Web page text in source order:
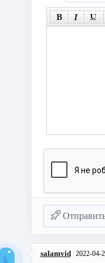
salamvid 2022-04-